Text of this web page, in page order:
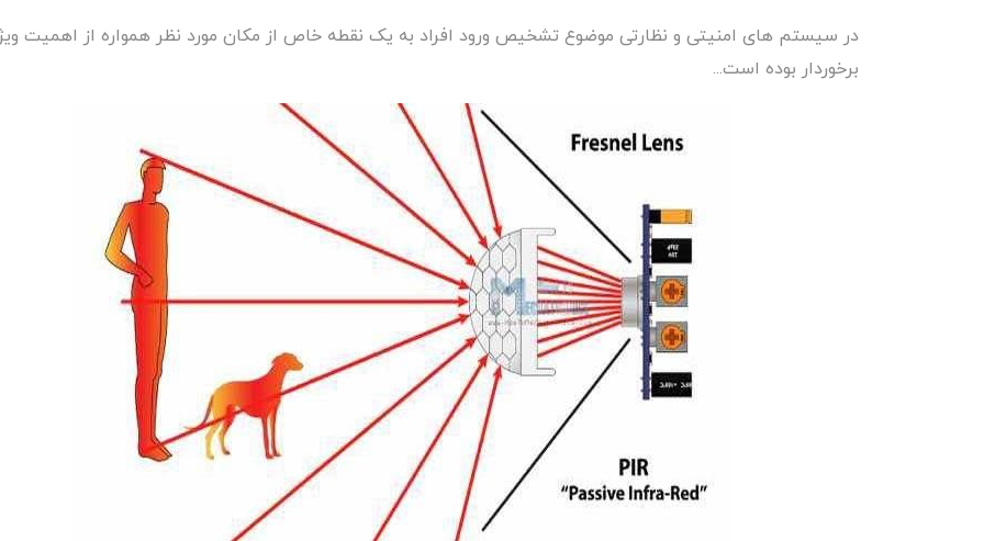
در سیستم های امنیتی و نظارتی موضوع تشخیص ورود افراد به یک نقطه خاص از مکان مورد نظر همواره از اهمیت
برخوردار بوده است...